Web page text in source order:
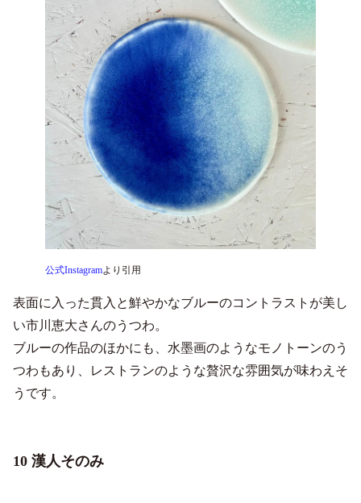
公式Instagramより引用
表面に入った貫入と鮮やかなブルーのコントラストが美し
い市川恵大さんのうつわ。
ブルーの作品のほかにも、水墨画のようなモノトーンのう
つわもあり、レストランのような贅沢な雰囲気が味わえそ
うです。
10 漢人そのみ